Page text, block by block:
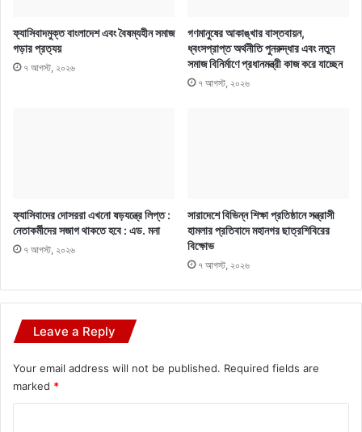
ফ্যাসিবাদমুক্ত বাংলাদেশ এবং বৈষম্যহীন সমাজ
গড়ার প্রত্যয়
৭ আগস্ট, ২০২৬
গণমানুষের আকাঙ্খার বাস্তবায়ন,
ধ্বংসপ্রাপ্ত অর্থনীতি পুনরুদ্ধার এবং নতুন
সমাজ বিনির্মাণে প্রধানমন্ত্রী কাজ করে যাচ্ছেন
৭ আগস্ট, ২০২৬
ফ্যাসিবাদের দোসররা এখনো ষড়যন্ত্রে লিপ্ত :
নেতাকর্মীদের সজাগ থাকতে হবে : এড. মনা
৭ আগস্ট, ২০২৬
সারাদেশে বিভিন্ন শিক্ষা প্রতিষ্ঠানে সন্ত্রাসী
হামলার প্রতিবাদে মহানগর ছাত্রশিবিরের
বিক্ষোভ
৭ আগস্ট, ২০২৬
Leave a Reply
Your email address will not be published. Required fields are
marked *